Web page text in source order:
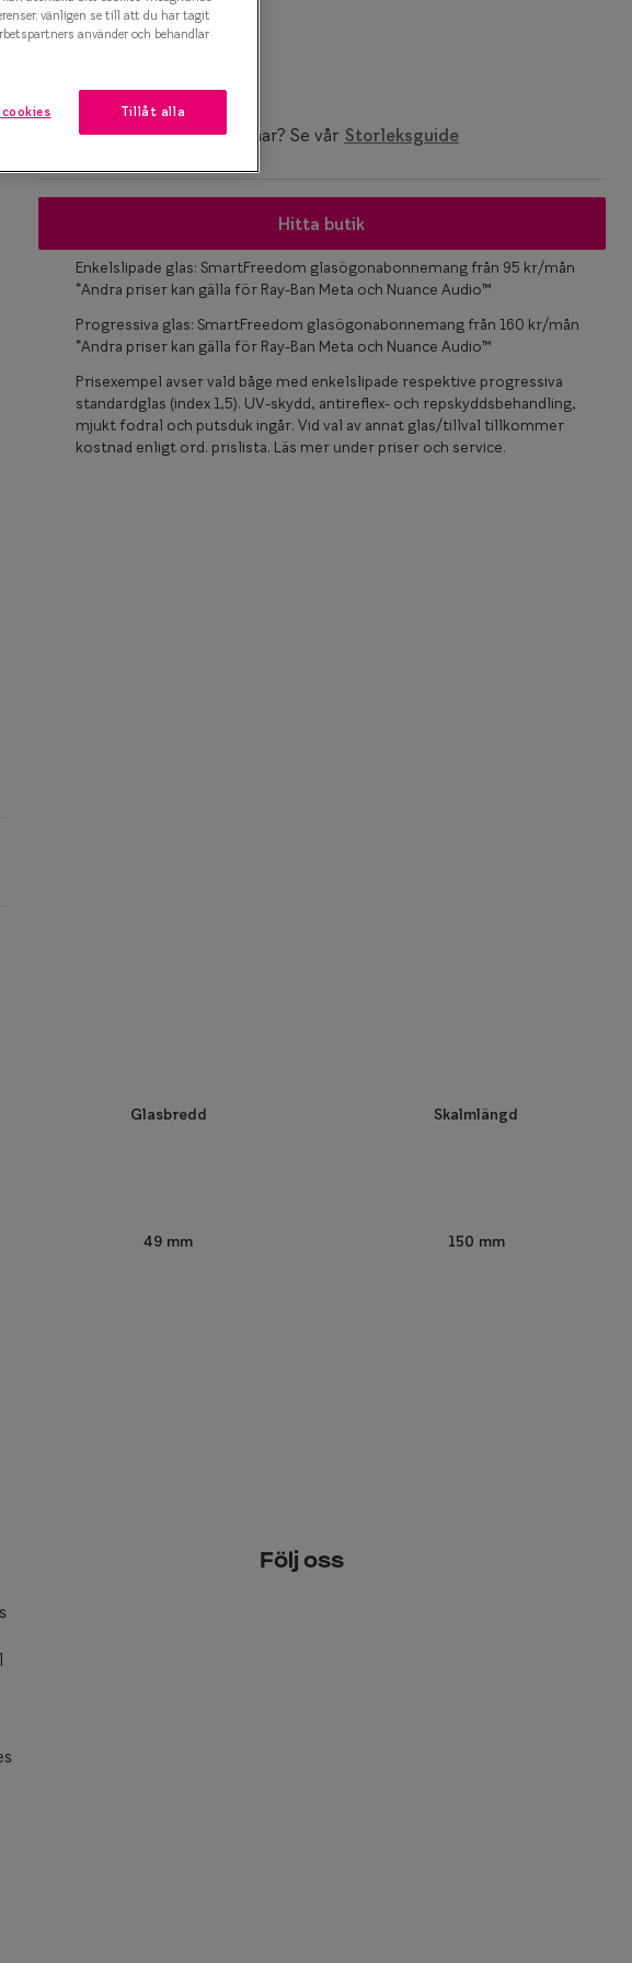
Bågstorlek
120-126 mm
Osäker på vilken storlek du har? Se vår Storleksguide
Hitta butik
Enkelslipade glas: SmartFreedom glasögonabonnemang från 95 kr/mån
*Andra priser kan gälla för Ray-Ban Meta och Nuance Audio™
Progressiva glas: SmartFreedom glasögonabonnemang från 160 kr/mån
*Andra priser kan gälla för Ray-Ban Meta och Nuance Audio™
Prisexempel avser vald båge med enkelslipade respektive progressiva
standardglas (index 1,5). UV-skydd, antireflex- och repskyddsbehandling,
mjukt fodral och putsduk ingår. Vid val av annat glas/tillval tillkommer
kostnad enligt ord. prislista. Läs mer under priser och service.
Glasbredd
49 mm
Skalmlängd
150 mm
Följ oss
vänligen se till att du har tagit
använder och behandlar
Tillåt alla